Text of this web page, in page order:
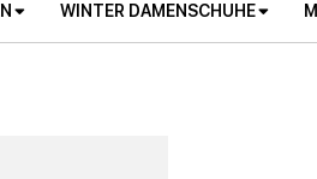
WINTER DAMENSCHUHE